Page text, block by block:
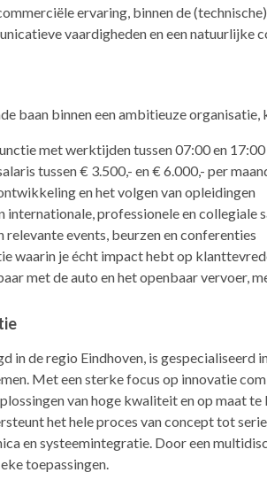
ervaring, binnen de
vaardigheden en een natuurlijke
baan binnen een ambitieuze organisatie,
met werktijden tussen 07:00 en 17:00
tussen € 3.500,- en € 6.000,- per
en het volgen van opleidingen
internationale, professionele en collegiale
relevante events, beurzen en conferenties
waarin je écht impact hebt op
met de auto en het openbaar vervoer,
in de regio Eindhoven, is gespecialiseerd
Met een sterke focus op innovatie
van hoge kwaliteit en op maat
het hele proces van concept tot
en systeemintegratie. Door een
toepassingen.